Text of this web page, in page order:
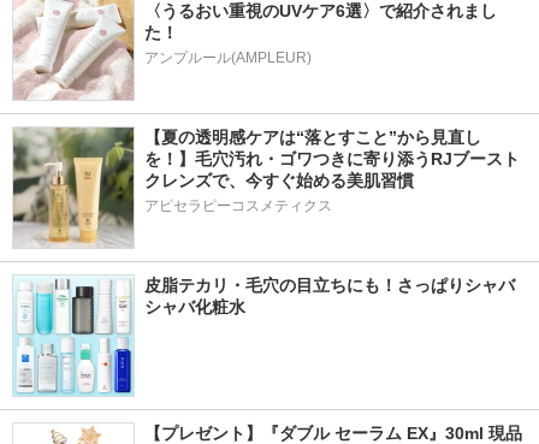
〈うるおい重視のUVケア6選〉で紹介されまし
た！
アンプルール(AMPLEUR)
【夏の透明感ケアは“落とすこと”から見直し
を！】毛穴汚れ・ゴワつきに寄り添うRJブースト
クレンズで、今すぐ始める美肌習慣
アピセラピーコスメティクス
皮脂テカリ・毛穴の目立ちにも！さっぱりシャバ
シャバ化粧水
【プレゼント】『ダブル セーラム EX』30ml 現品